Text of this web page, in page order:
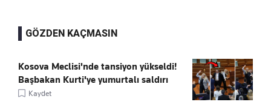
GÖZDEN KAÇMASIN
Kosova Meclisi'nde tansiyon yükseldi!
Başbakan Kurti'ye yumurtalı saldırı
Kaydet